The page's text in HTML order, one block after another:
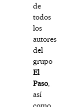
de
todos
los
autores
del
grupo
El
Paso,
así